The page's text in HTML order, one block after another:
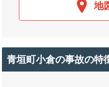
地
青垣町小倉の事故の特